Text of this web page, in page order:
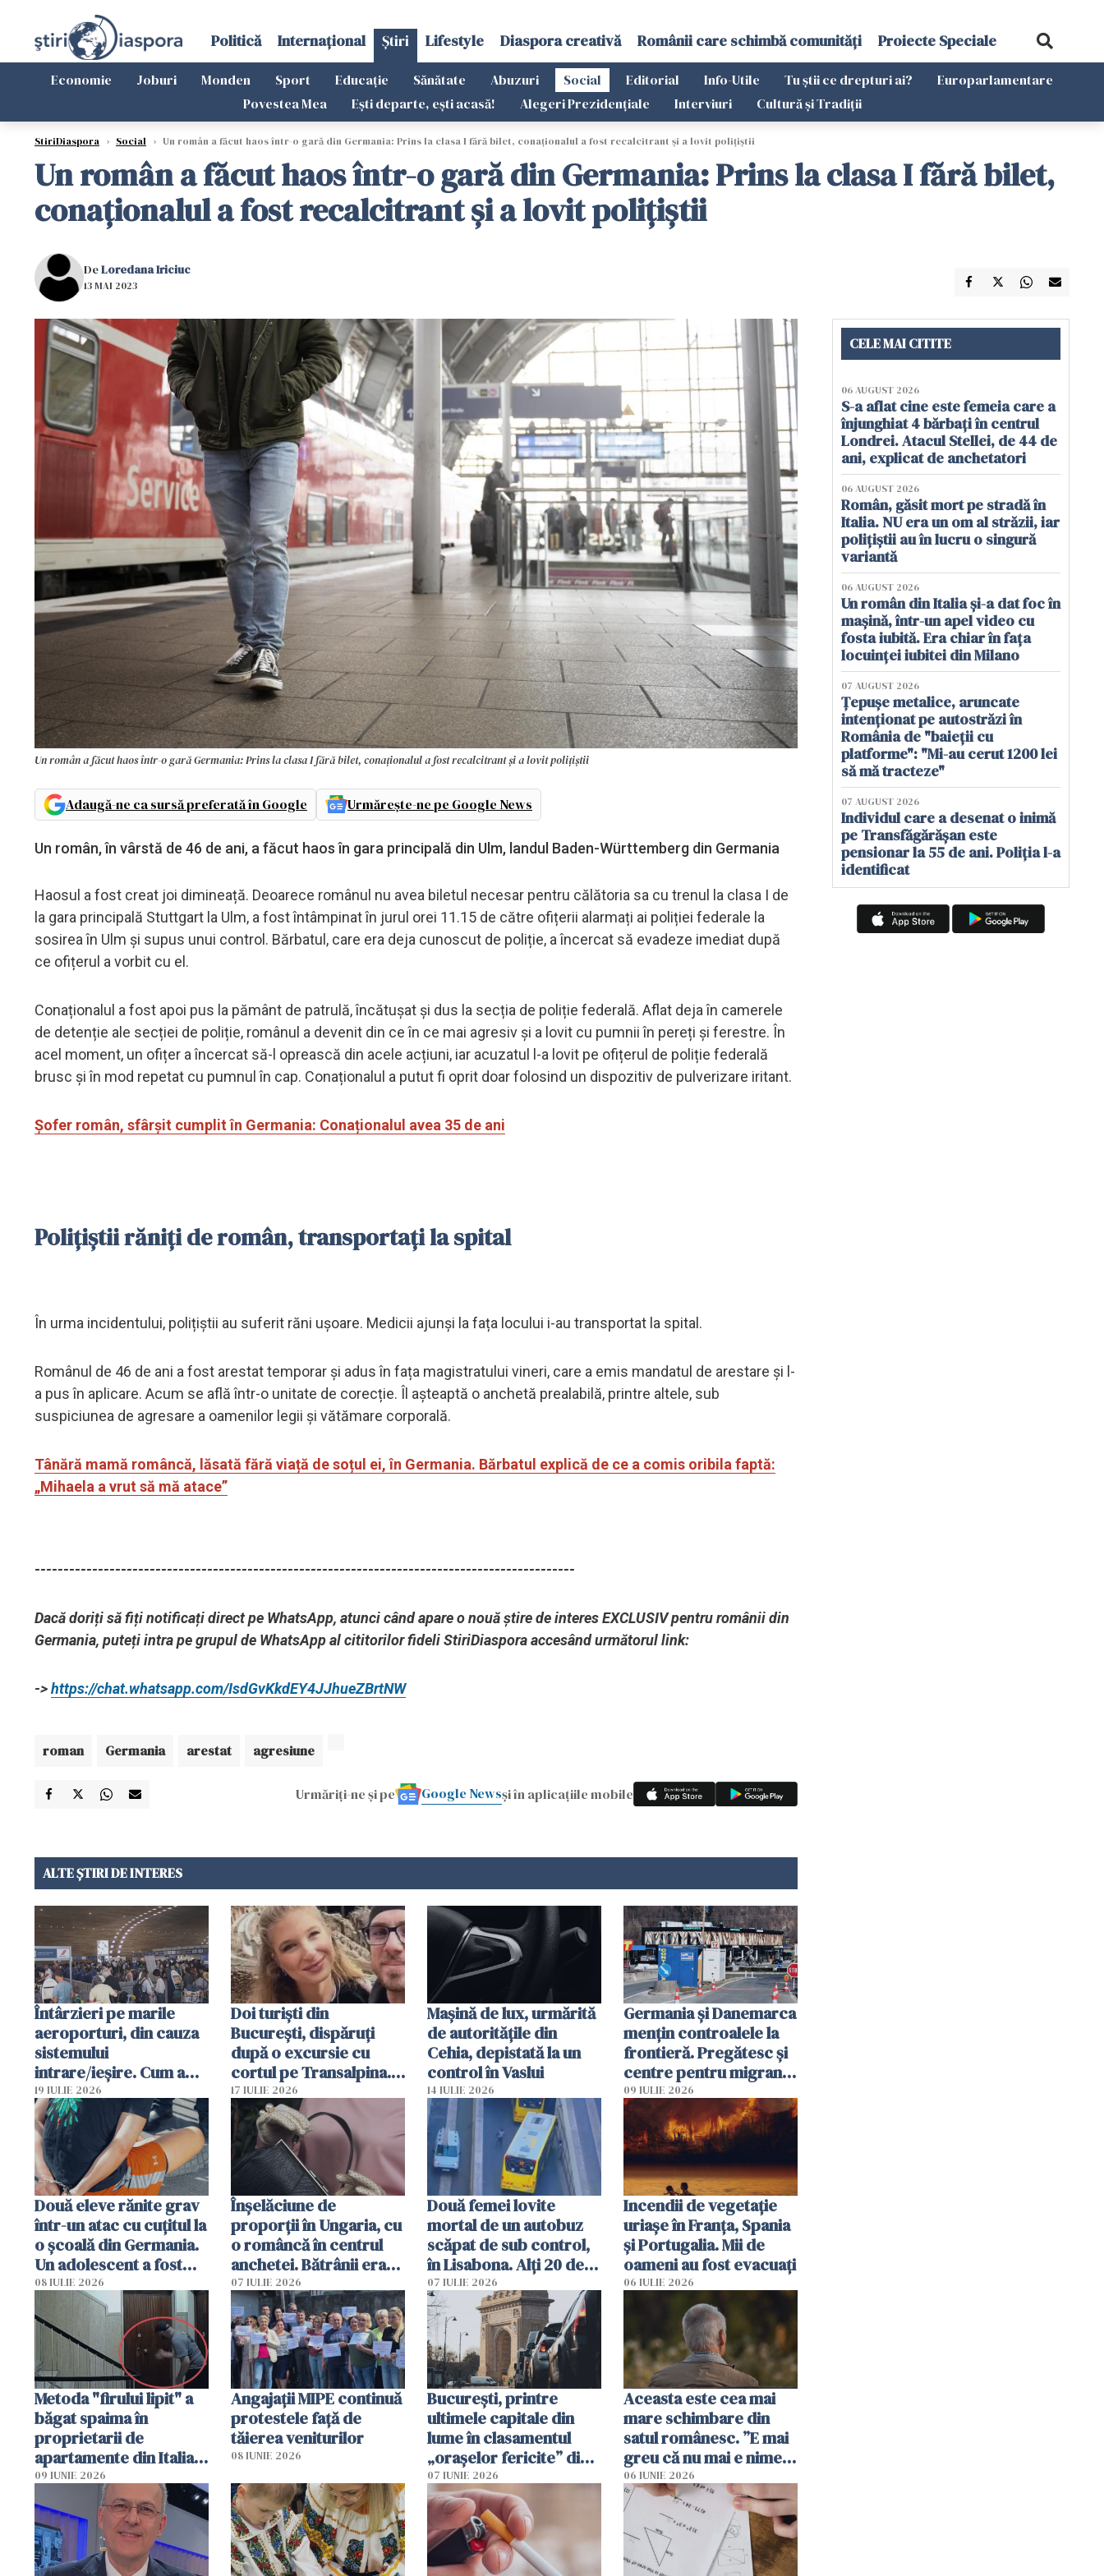
Politică Internațional Știri Lifestyle Diaspora creativă Românii care schimbă comunități Proiecte Speciale
Economie Joburi Monden Sport Educație Sănătate Abuzuri Social Editorial Info-Utile Tu știi ce drepturi ai?
Europarlamentare
Povestea Mea
Ești departe, ești acasă! Alegeri Prezidențiale Interviuri Cultură și Tradiții
StiriDiaspora › Social › Un român a făcut haos într-o gară din Germania: Prins la clasa I fără bilet, conaționalul a fost recalcitrant și a lovit polițiștii
Un român a făcut haos într-o gară din Germania: Prins la clasa I fără bilet,
conaționalul a fost recalcitrant și a lovit polițiștii
DeLoredana Iriciuc
13 MAI 2023
Un român a făcut haos într-o gară Germania: Prins la clasa I fără bilet, conaționalul a fost recalcitrant și a lovit polițiștii
Adaugă-ne ca sursă preferată în Google Urmărește-ne pe Google News
Un român, în vârstă de 46 de ani, a făcut haos în gara principală din Ulm, landul Baden-Württemberg din Germania
Haosul a fost creat joi dimineață. Deoarece românul nu avea biletul necesar pentru călătoria sa cu trenul la clasa I de
la gara principală Stuttgart la Ulm, a fost întâmpinat în jurul orei 11.15 de către ofițerii alarmați ai poliției federale la
sosirea în Ulm și supus unui control. Bărbatul, care era deja cunoscut de poliție, a încercat să evadeze imediat după
ce ofițerul a vorbit cu el.
Conaționalul a fost apoi pus la pământ de patrulă, încătușat și dus la secția de poliție federală. Aflat deja în camerele
de detenție ale secției de poliție, românul a devenit din ce în ce mai agresiv și a lovit cu pumnii în pereți și ferestre. În
acel moment, un ofițer a încercat să-l oprească din acele acțiuni, iar acuzatul l-a lovit pe ofițerul de poliție federală
brusc și în mod repetat cu pumnul în cap. Conaționalul a putut fi oprit doar folosind un dispozitiv de pulverizare iritant.
Șofer român, sfârșit cumplit în Germania: Conaționalul avea 35 de ani
Polițiștii răniți de român, transportați la spital
În urma incidentului, polițiștii au suferit răni ușoare. Medicii ajunși la fața locului i-au transportat la spital.
Românul de 46 de ani a fost arestat temporar și adus în fața magistratului vineri, care a emis mandatul de arestare și l-
a pus în aplicare. Acum se află într-o unitate de corecție. Îl așteaptă o anchetă prealabilă, printre altele, sub
suspiciunea de agresare a oamenilor legii și vătămare corporală.
Tânără mamă româncă, lăsată fără viață de soțul ei, în Germania. Bărbatul explică de ce a comis oribila faptă:
„Mihaela a vrut să mă atace”
----------------------------------------------------------------------------------------------
Dacă doriți să fiți notificați direct pe WhatsApp, atunci când apare o nouă știre de interes EXCLUSIV pentru românii din
Germania, puteți intra pe grupul de WhatsApp al cititorilor fideli StiriDiaspora accesând următorul link:
->https://chat.whatsapp.com/IsdGvKkdEY4JJhueZBrtNW
roman Germania arestat agresiune
Urmăriți-ne și pe Google Newsși în aplicațiile mobile
ALTE ȘTIRI DE INTERES
Întârzieri pe marile
aeroporturi, din cauza
sistemului
intrare/ieșire. Cum a
ajuns o femeie să fie
arestată în Cluj-Napoca
19 IULIE 2026
Doi turiști din
București, dispăruți
după o excursie cu
cortul pe Transalpina.
Poliția și familia îi caută
17 IULIE 2026
Mașină de lux, urmărită
de autoritățile din
Cehia, depistată la un
control în Vaslui
14 IULIE 2026
Germania și Danemarca
mențin controalele la
frontieră. Pregătesc și
centre pentru migranții
respinși din UE
09 IULIE 2026
Două eleve rănite grav
într-un atac cu cuțitul la
o școală din Germania.
Un adolescent a fost
arestat
08 IULIE 2026
Înșelăciune de
proporții în Ungaria, cu
o româncă în centrul
anchetei. Bătrânii erau
puși să lase la poartă
genți cu aur și bani
07 IULIE 2026
Două femei lovite
mortal de un autobuz
scăpat de sub control,
în Lisabona. Alți 20 de
oameni sunt răniți
07 IULIE 2026
Incendii de vegetație
uriașe în Franța, Spania
și Portugalia. Mii de
oameni au fost evacuați
06 IULIE 2026
Metoda "firului lipit" a
băgat spaima în
proprietarii de
apartamente din Italia.
Poliția, sesizată
09 IUNIE 2026
Angajaţii MIPE continuă
protestele faţă de
tăierea veniturilor
08 IUNIE 2026
București, printre
ultimele capitale din
lume în clasamentul
„orașelor fericite” din
2026
07 IUNIE 2026
Aceasta este cea mai
mare schimbare din
satul românesc. ”E mai
greu că nu mai e nimeni
pe-aici, prin jur”
06 IUNIE 2026
CELE MAI CITITE
06 AUGUST 2026
S-a aflat cine este femeia care a
înjunghiat 4 bărbați în centrul
Londrei. Atacul Stellei, de 44 de
ani, explicat de anchetatori
06 AUGUST 2026
Român, găsit mort pe stradă în
Italia. NU era un om al străzii, iar
polițiștii au în lucru o singură
variantă
06 AUGUST 2026
Un român din Italia și-a dat foc în
mașină, într-un apel video cu
fosta iubită. Era chiar în fața
locuinței iubitei din Milano
07 AUGUST 2026
Țepușe metalice, aruncate
intenționat pe autostrăzi în
România de "baieții cu
platforme": "Mi-au cerut 1200 lei
să mă tracteze"
07 AUGUST 2026
Individul care a desenat o inimă
pe Transfăgărășan este
pensionar la 55 de ani. Poliția l-a
identificat